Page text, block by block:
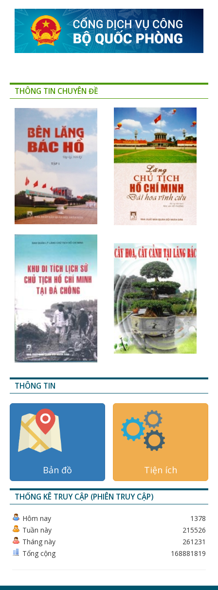
THÔNG TIN CHUYÊN ĐỀ
THÔNG TIN
Bản đồ Tiện ích
THỐNG KÊ TRUY CẬP (PHIÊN TRUY CẬP)
Hôm nay
Tuần này
Tháng này
Tổng cộng
1378
215526
261231
168881819